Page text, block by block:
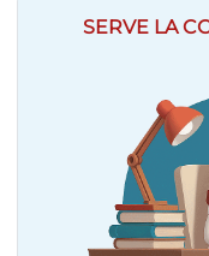
SERVE LA